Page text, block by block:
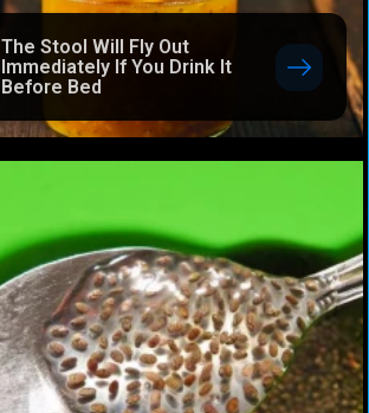
The Stool Will Fly Out
Immediately If You Drink It
Before Bed